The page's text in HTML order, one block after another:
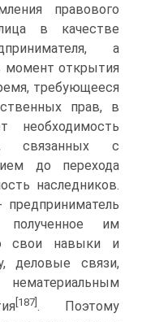
правового
в качестве
а
момент открытия
требующееся
прав, в
необходимость
связанных с
до перехода
наследников.
им
свои навыки и
деловые связи,
[187] . Поэтому